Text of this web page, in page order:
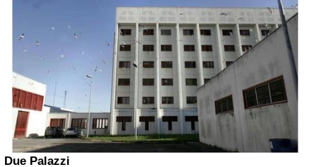
Due Palazzi